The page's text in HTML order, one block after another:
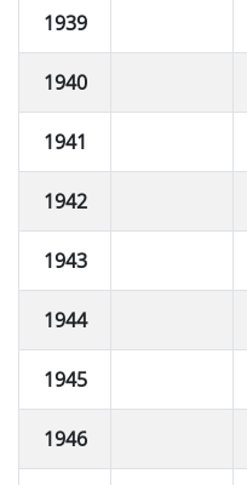
1939
1940
1941
1942
1943
1944
1945
1946